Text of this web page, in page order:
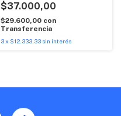
$37.000,00
$29.600,00 con
Transferencia
3 x $12.333,33 sin interés